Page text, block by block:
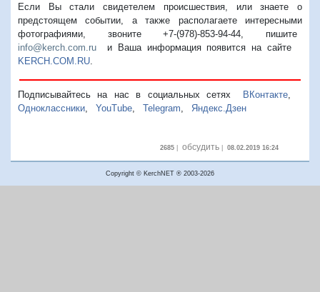
Если Вы стали свидетелем происшествия, или знаете о
предстоящем событии, а также располагаете интересными
фотографиями, звоните +7-(978)-853-94-44, пишите
info@kerch.com.ru и Ваша информация появится на сайте
KERCH.COM.RU
Подписывайтесь на нас в социальных сетях ВКонтакте,
Одноклассники
YouTube Telegram Яндекс.Дзен
2685| обсудить| 08.02.2019 16:24
Copyright © KerchNET ® 2003-2026